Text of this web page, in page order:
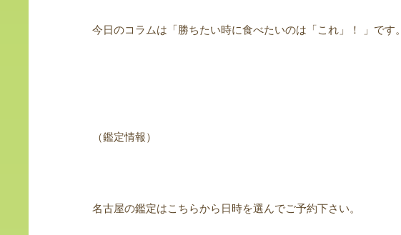
今日のコラムは「勝ちたい時に食べたいのは「これ」！ 」です。
（鑑定情報）
名古屋の鑑定はこちらから日時を選んでご予約下さい。